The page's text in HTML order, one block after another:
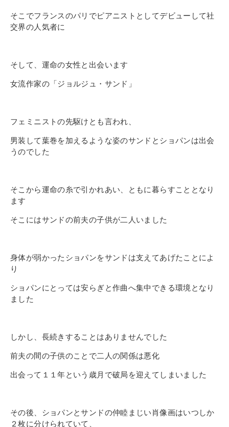
そこでフランスのパリでピアニストとしてデビューして社
交界の人気者に
そして、運命の女性と出会います
女流作家の「ジョルジュ・サンド」
フェミニストの先駆けとも言われ、
男装して葉巻を加えるような姿のサンドとショパンは出会
うのでした
そこから運命の糸で引かれあい、ともに暮らすこととなり
ます
そこにはサンドの前夫の子供が二人いました
身体が弱かったショパンをサンドは支えてあげたことによ
り
ショパンにとっては安らぎと作曲へ集中できる環境となり
ました
しかし、長続きすることはありませんでした
前夫の間の子供のことで二人の関係は悪化
出会って１１年という歳月で破局を迎えてしまいました
その後、ショパンとサンドの仲睦まじい肖像画はいつしか
２枚に分けられていて、